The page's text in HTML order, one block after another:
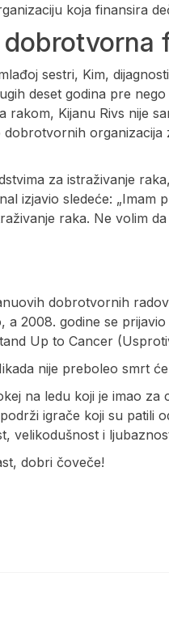
koja finansira
sestri, Kim,
deset godina pre
rakom, Kijanu Rivs nije
za istraživanje
izjavio sledeće: „Imam
raka. Ne volim
dobrotvornih
2008. godine se
Up to Cancer
nije preboleo smrt
na ledu koji je imao za
igrače koji su patili
velikodušnost i
dobri čoveče!